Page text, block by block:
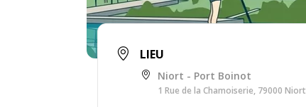
LIEU
Niort - Port Boinot
1 Rue de la Chamoiserie, 79000 Niort